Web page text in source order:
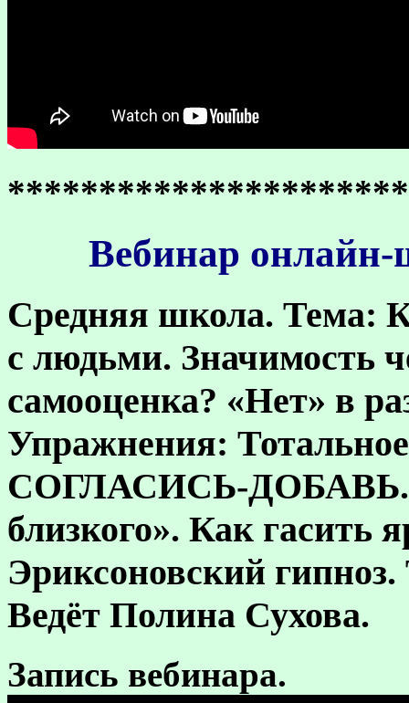
Вебинар
Средняя школа. Тема:
с людьми. Значимость
самооценка? «Нет» в
Упражнения:
СОГЛАСИСЬ-ДОБАВЬ.
близкого». Как гасить
Эриксоновский
Ведёт Полина Сухова.
Запись вебинара.